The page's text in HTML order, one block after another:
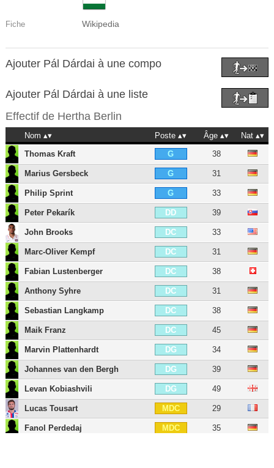
Fiche Wikipedia
Ajouter Pál Dárdai à une compo
Ajouter Pál Dárdai à une liste
Effectif de Hertha Berlin
Nom Poste Âge
Nat
Thomas Kraft
G 38
Marius Gersbeck G 31
Philip Sprint G 33
Peter Pekarík DD 39
John Brooks DC 33
Marc-Oliver Kempf DC 31
Fabian Lustenberger DC 38
Anthony Syhre DC 31
Sebastian Langkamp DC 38
Maik Franz DC 45
Marvin Plattenhardt DG 34
Johannes van den Bergh DG 39
Levan Kobiashvili DG 49
Lucas Tousart MDC 29
Fanol Perdedaj MDC 35